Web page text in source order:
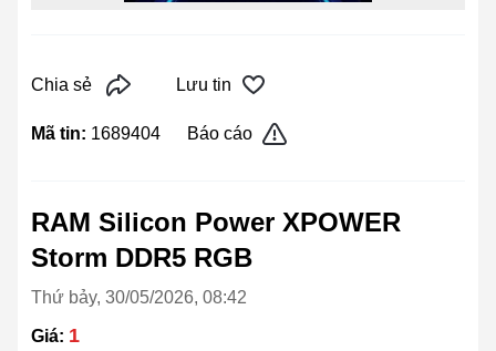
Chia sẻ Lưu tin
Mã tin: 1689404 Báo cáo
RAM Silicon Power XPOWER
Storm DDR5 RGB
Thứ bảy, 30/05/2026, 08:42
Giá: 1